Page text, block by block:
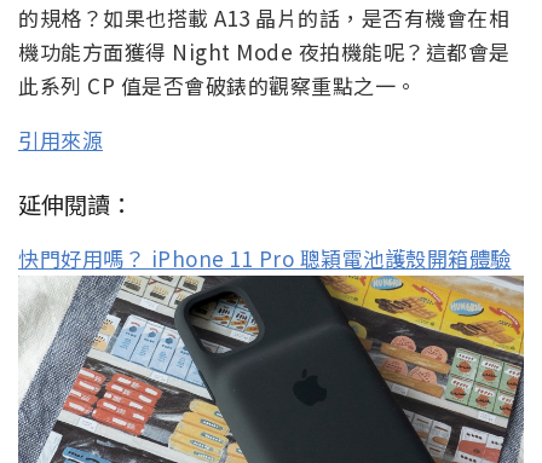
的規格？如果也搭載 A13 晶片的話，是否有機會在相
機功能方面獲得 Night Mode 夜拍機能呢？這都會是
此系列 CP 值是否會破錶的觀察重點之一。
引用來源
延伸閱讀：
快門好用嗎？ iPhone 11 Pro 聰穎電池護殼開箱體驗